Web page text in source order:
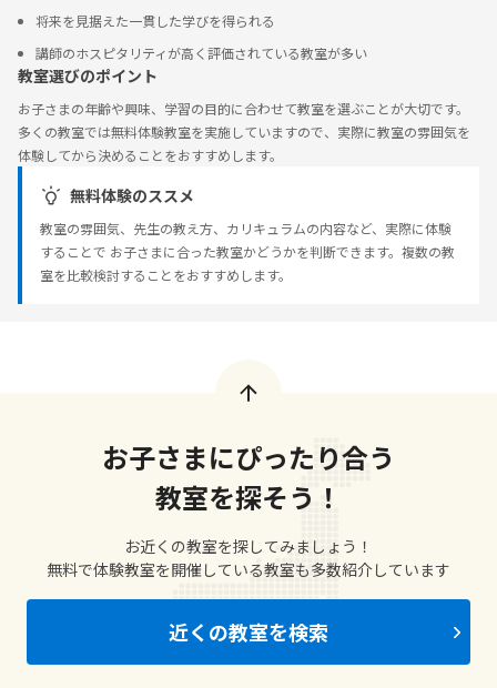
将来を見据えた一貫した学びを得られる
講師のホスピタリティが高く評価されている教室が多い
教室選びのポイント
お子さまの年齢や興味、学習の目的に合わせて教室を選ぶことが大切です。
多くの教室では無料体験教室を実施していますので、実際に教室の雰囲気を
体験してから決めることをおすすめします。
無料体験のススメ
教室の雰囲気、先生の教え方、カリキュラムの内容など、実際に体験
することで お子さまに合った教室かどうかを判断できます。複数の教
室を比較検討することをおすすめします。
お子さまにぴったり合う
教室を探そう！
お近くの教室を探してみましょう！
無料で体験教室を開催している教室も多数紹介しています
近くの教室を検索